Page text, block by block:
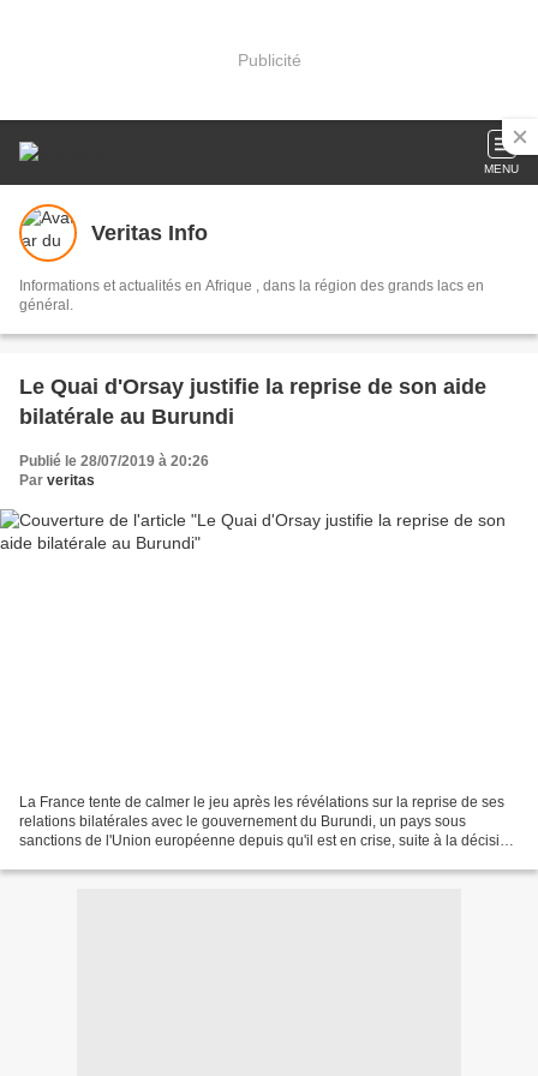
Publicité
MENU
Veritas Info
Informations et actualités en Afrique , dans la région des grands lacs en
général.
Le Quai d'Orsay justifie la reprise de son aide
bilatérale au Burundi
Publié le 28/07/2019 à 20:26
Par veritas
La France tente de calmer le jeu après les révélations sur la reprise de ses
relations bilatérales avec le gouvernement du Burundi, un pays sous
sanctions de l'Union européenne depuis qu'il est en crise, suite à la décision